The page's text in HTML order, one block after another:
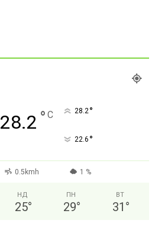
28.2 ° C 28.2°
22.6 °
0.5kmh 1 %
НД
25°
ПН
29°
ВТ
31 °